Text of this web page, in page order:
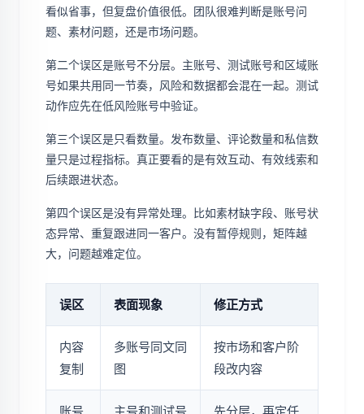
看似省事，但复盘价值很低。团队很难判断是账号问
题、素材问题，还是市场问题。
第二个误区是账号不分层。主账号、测试账号和区域账
号如果共用同一节奏，风险和数据都会混在一起。测试
动作应先在低风险账号中验证。
第三个误区是只看数量。发布数量、评论数量和私信数
量只是过程指标。真正要看的是有效互动、有效线索和
后续跟进状态。
第四个误区是没有异常处理。比如素材缺字段、账号状
态异常、重复跟进同一客户。没有暂停规则，矩阵越
大，问题越难定位。
误区 表面现象 修正方式
内容
复制
多账号同文同
图
按市场和客户阶
段改内容